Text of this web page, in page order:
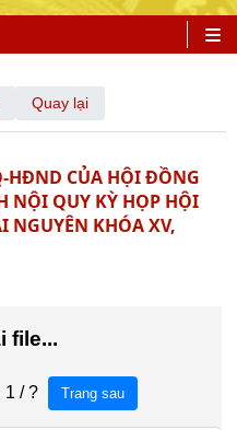
Quay lại
HĐND CỦA HỘI ĐỒNG
NỘI QUY KỲ HỌP HỘI
KHÓA XV,